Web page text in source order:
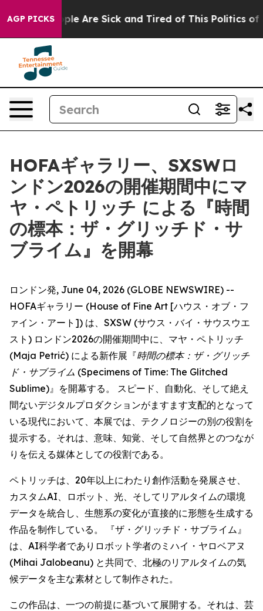
AGP PICKS
“People Are Sick and Tired of This Politics of
HOFAギャラリー、SXSWロ
ンドン2026の開催期間中にマ
ヤ・ペトリッチ による『時間
の標本：ザ・グリッチド・サ
ブライム』を開幕
ロンドン発, June 04, 2026 (GLOBE NEWSWIRE) --
HOFAギャラリー (House of Fine Art [ハウス・オブ・フ
ァイン・アート]) は、SXSW (サウス・バイ・サウスウエ
スト) ロンドン2026の開催期間中に、マヤ・ペトリッチ
(Maja Petrić) による新作展『時間の標本：ザ・グリッチ
ド・サブライム (Specimens of Time: The Glitched
Sublime)』を開幕する。 スピード、自動化、そして絶え
間ないデジタルプロダクションがますます支配的となって
いる現代において、本展では、テクノロジーの別の役割を
提示する。それは、意味、知覚、そして自然界とのつなが
りを伝える媒体としての役割である。
ペトリッチは、20年以上にわたり創作活動を発展させ、
カスタムAI、ロボット、光、そしてリアルタイムの環境
データを統合し、生態系の変化が直接的に形態を生成する
作品を制作している。 『ザ・グリッチド・サブライム』
は、AI科学者でありロボット学者のミハイ・ヤロベアヌ
(Mihai Jalobeanu) と共同で、北極のリアルタイムの気
候データを主な素材として制作された。
この作品は、一つの前提に基づいて展開する。それは、芸